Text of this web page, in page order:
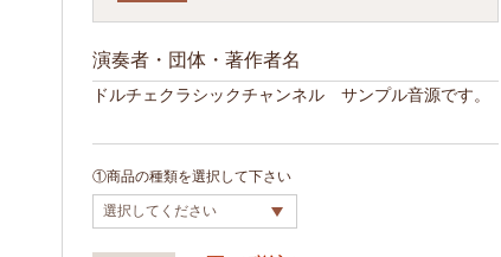
演奏者・団体・著作者名
ドルチェクラシックチャンネル サンプル音源です。
①商品の種類を選択して下さい